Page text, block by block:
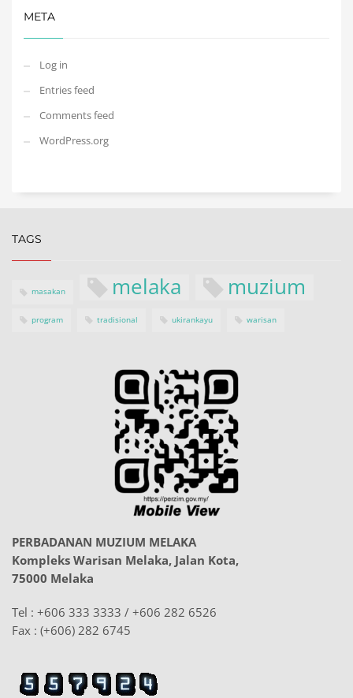
META
Log in
Entries feed
Comments feed
WordPress.org
TAGS
masakan melaka muzium
program tradisional ukirankayu warisan
PERBADANAN MUZIUM MELAKA
Kompleks Warisan Melaka, Jalan Kota,
75000 Melaka
Tel : +606 333 3333 / +606 282 6526
Fax : (+606) 282 6745